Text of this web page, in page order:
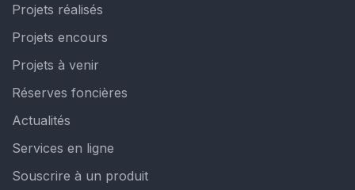
Projets réalisés
Projets encours
Projets à venir
Réserves foncières
Actualités
Services en ligne
Souscrire à un produit